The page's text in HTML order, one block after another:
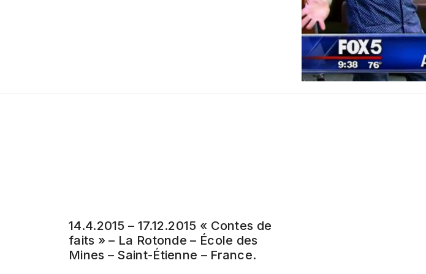
14.4.2015 – 17.12.2015 « Contes de
faits » – La Rotonde – École des
Mines – Saint-Étienne – France.